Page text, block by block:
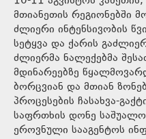
მთიანეთის რეგიონებში
ძლიერი ინტენსივობის
სეტყვა და ქარის
ძლიერმა ნალექებმა
მდინარეებზე
ბორცვიან და მთიან
პროცესების ჩასახვა-
საფრთხის დონე
ეროვნული სააგენტოს